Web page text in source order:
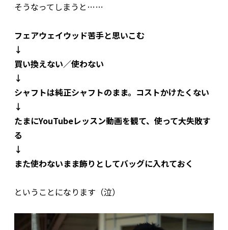
そうなってしまうと……
フェアウェイウッド苦手と思いこむ
↓
買い換えない／使わない
↓
シャフトは純正シャフトのまま。コストかけたくない
↓
たまにYouTubeレッスン動画を観て、使って大失敗す
る
↓
また使わないまま飾りとしてバッグに入れておく
ということになります（泣）